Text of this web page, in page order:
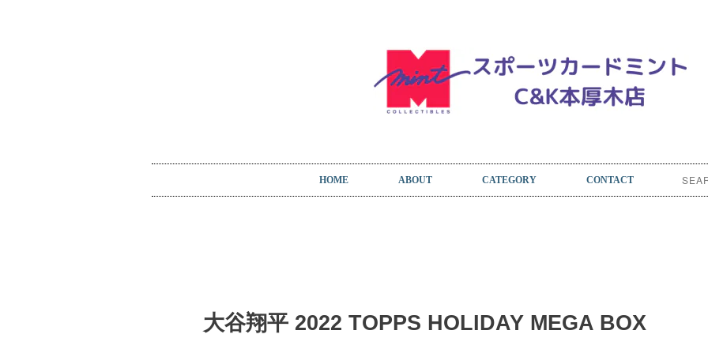
HOME ABOUT CATEGORY CONTACT
大谷翔平 2022 TOPPS HOLIDAY MEGA BOX